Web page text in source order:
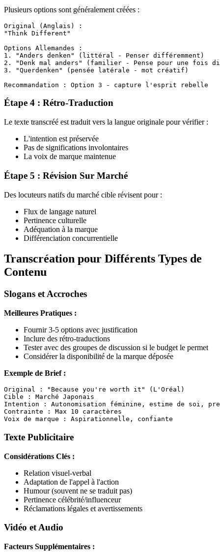
Plusieurs options sont généralement créées :
Original (Anglais) :
"Think Different"
Options Allemandes :
1. "Anders denken" (littéral - Penser différemment)
2. "Denk mal anders" (familier - Pense pour une fois
3. "Querdenken" (pensée latérale - mot créatif)
Étape 4 : Rétro-Traduction
Le texte transcréé est traduit vers la langue originale pour vérifier :
L'intention est préservée
Pas de significations involontaires
La voix de marque maintenue
Étape 5 : Révision Sur Marché
Des locuteurs natifs du marché cible révisent pour :
Flux de langage naturel
Pertinence culturelle
Adéquation à la marque
Différenciation concurrentielle
Transcréation pour Différents Types de
Contenu
Slogans et Accroches
Meilleures Pratiques :
Fournir 3-5 options avec justification
Inclure des rétro-traductions
Tester avec des groupes de discussion si le budget le permet
Considérer la disponibilité de la marque déposée
Exemple de Brief :
Original : "Because you're worth it" (L'Oréal)
Cible : Marché Japonais
Intention : Autonomisation féminine, estime de soi,
Contrainte : Max 10 caractères
Texte Publicitaire
Considérations Clés :
Relation visuel-verbal
Adaptation de l'appel à l'action
Humour (souvent ne se traduit pas)
Pertinence célébrité/influenceur
Réclamations légales et avertissements
Vidéo et Audio
Facteurs Supplémentaires :